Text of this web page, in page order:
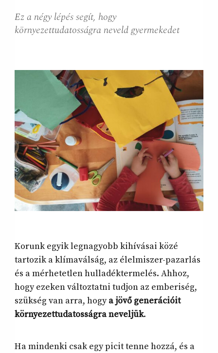
Ez a négy lépés segít, hogy
környezettudatosságra neveld gyermekedet
Korunk egyik legnagyobb kihívásai közé
tartozik a klímaválság, az élelmiszer-pazarlás
és a mérhetetlen hulladéktermelés. Ahhoz,
hogy ezeken változtatni tudjon az emberiség,
szükség van arra, hogya jövő generációit
környezettudatosságra neveljük.
Ha mindenki csak egy picit tenne hozzá, és a